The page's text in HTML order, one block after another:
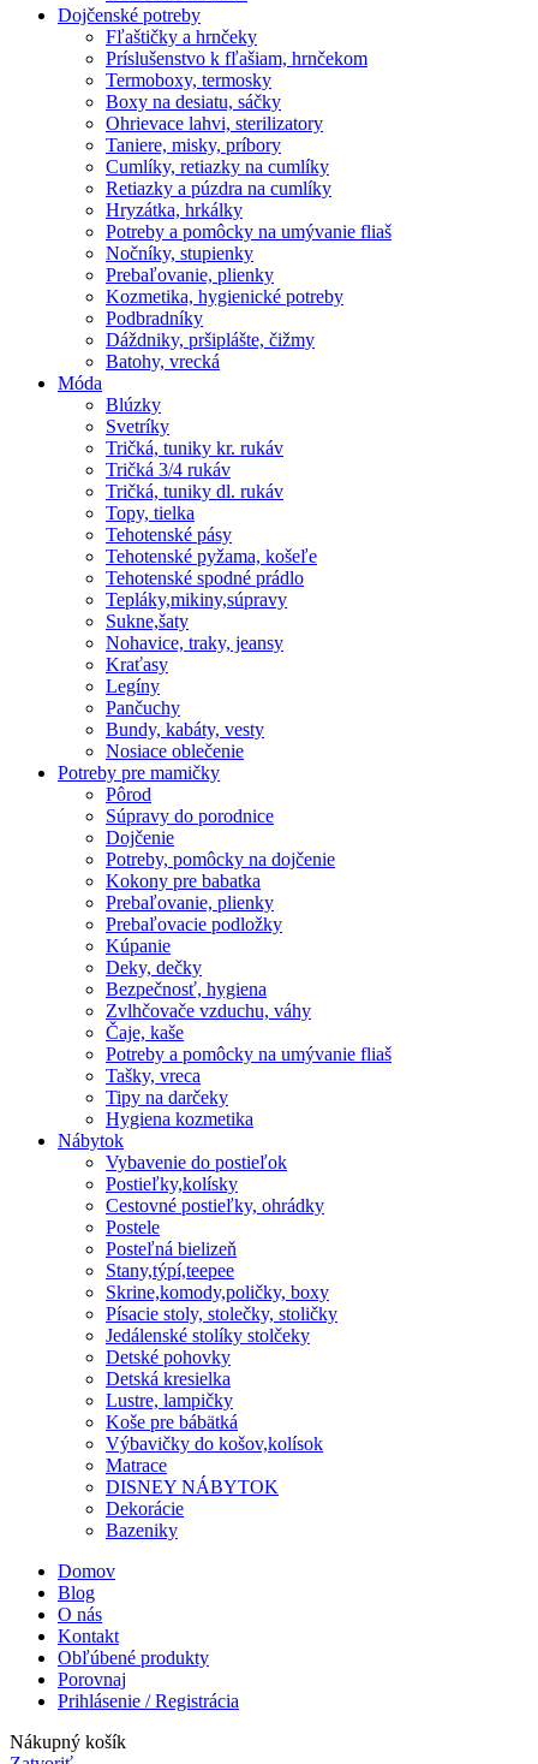
Dojčenské potreby
Fľaštičky a hrnčeky
Príslušenstvo k fľašiam, hrnčekom
Termoboxy, termosky
Boxy na desiatu, sáčky
Ohrievace lahvi, sterilizatory
Taniere, misky, príbory
Cumlíky, retiazky na cumlíky
Retiazky a púzdra na cumlíky
Hryzátka, hrkálky
Potreby a pomôcky na umývanie fliaš
Nočníky, stupienky
Prebaľovanie, plienky
Kozmetika, hygienické potreby
Podbradníky
Dáždniky, pršiplášte, čižmy
Batohy, vrecká
Móda
Blúzky
Svetríky
Tričká, tuniky kr. rukáv
Tričká 3/4 rukáv
Tričká, tuniky dl. rukáv
Topy, tielka
Tehotenské pásy
Tehotenské pyžama, košeľe
Tehotenské spodné prádlo
Tepláky,mikiny,súpravy
Sukne,šaty
Nohavice, traky, jeansy
Kraťasy
Legíny
Pančuchy
Bundy, kabáty, vesty
Nosiace oblečenie
Potreby pre mamičky
Pôrod
Súpravy do porodnice
Dojčenie
Potreby, pomôcky na dojčenie
Kokony pre babatka
Prebaľovanie, plienky
Prebaľovacie podložky
Kúpanie
Deky, dečky
Bezpečnosť, hygiena
Zvlhčovače vzduchu, váhy
Čaje, kaše
Potreby a pomôcky na umývanie fliaš
Tašky, vreca
Tipy na darčeky
Hygiena kozmetika
Nábytok
Vybavenie do postieľok
Postieľky,kolísky
Cestovné postieľky, ohrádky
Postele
Posteľná bielizeň
Stany,týpí,teepee
Skrine,komody,poličky, boxy
Písacie stoly, stolečky, stoličky
Jedálenské stolíky stolčeky
Detské pohovky
Detská kresielka
Lustre, lampičky
Koše pre bábätká
Výbavičky do košov,kolísok
Matrace
DISNEY NÁBYTOK
Dekorácie
Bazeniky
Domov
Blog
O nás
Kontakt
Obľúbené produkty
Porovnaj
Prihlásenie / Registrácia
Nákupný košík